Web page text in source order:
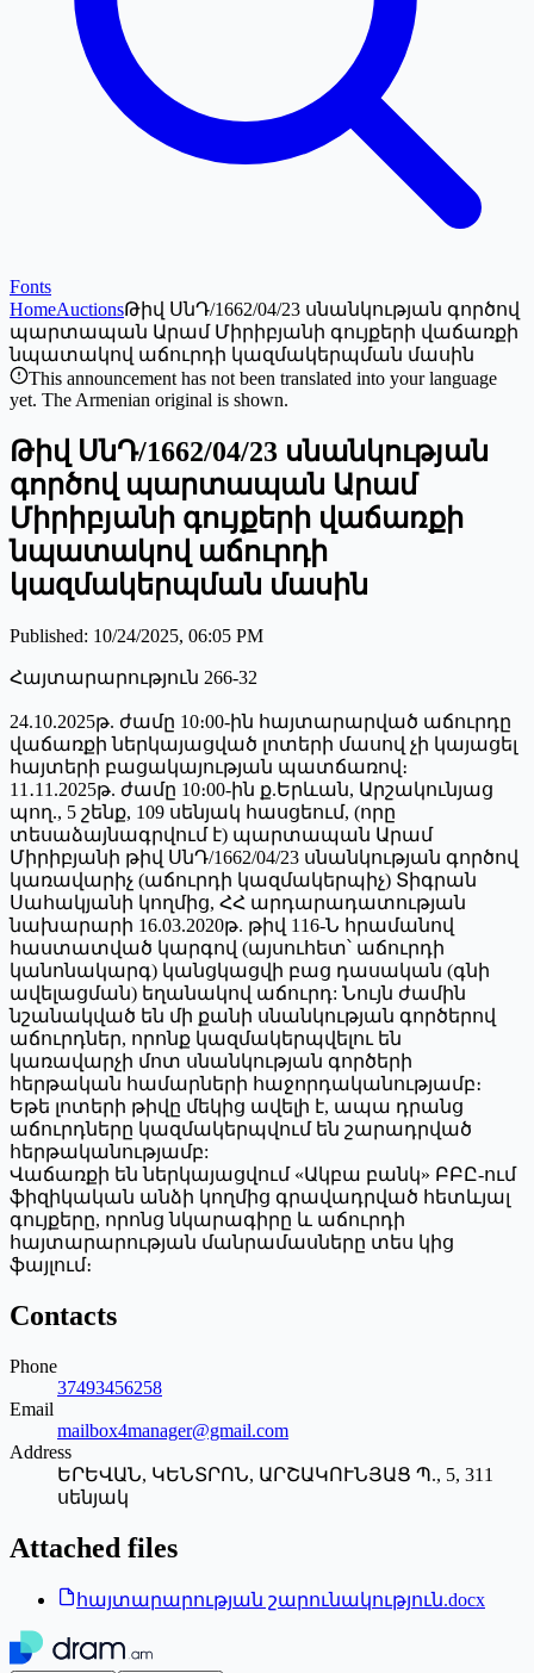
Fonts
HomeAuctionsԹիվ ՍնԴ/1662/04/23 սնանկության գործով
պարտապան Արամ Միրիբյանի գույքերի վաճառքի
նպատակով աճուրդի կազմակերպման մասին
This announcement has not been translated into your language
yet. The Armenian original is shown.
Թիվ ՍնԴ/1662/04/23 սնանկության
գործով պարտապան Արամ
Միրիբյանի գույքերի վաճառքի
նպատակով աճուրդի
կազմակերպման մասին
Published: 10/24/2025, 06:05 PM
Հայտարարություն 266-32
24.10.2025թ. ժամը 10։00-ին հայտարարված աճուրդը
վաճառքի ներկայացված լոտերի մասով չի կայացել
հայտերի բացակայության պատճառով։
11․11.2025թ. ժամը 10։00-ին ք.Երևան, Արշակունյաց
պող., 5 շենք, 109 սենյակ հասցեում, (որը
տեսաձայնագրվում է) պարտապան Արամ
Միրիբյանի թիվ ՍնԴ/1662/04/23 սնանկության գործով
կառավարիչ (աճուրդի կազմակերպիչ) Տիգրան
Սահակյանի կողմից, ՀՀ արդարադատության
նախարարի 16.03.2020թ. թիվ 116-Ն հրամանով
հաստատված կարգով (այսուհետ՝ աճուրդի
կանոնակարգ) կանցկացվի բաց դասական (գնի
ավելացման) եղանակով աճուրդ: Նույն ժամին
նշանակված են մի քանի սնանկության գործերով
աճուրդներ, որոնք կազմակերպվելու են
կառավարչի մոտ սնանկության գործերի
հերթական համարների հաջորդականությամբ։
Եթե լոտերի թիվը մեկից ավելի է, ապա դրանց
աճուրդները կազմակերպվում են շարադրված
հերթականությամբ:
Վաճառքի են ներկայացվում «Ակբա բանկ» ԲԲԸ-ում
ֆիզիկական անձի կողմից գրավադրված հետևյալ
գույքերը, որոնց նկարագիրը և աճուրդի
հայտարարության մանրամասները տես կից
ֆայլում։
Contacts
Phone
37493456258
Email
mailbox4manager@gmail.com
Address
ԵՐԵՎԱՆ, ԿԵՆՏՐՈՆ, ԱՐՇԱԿՈՒՆՅԱՑ Պ., 5, 311
սենյակ
Attached files
հայտարարության շարունակություն.docx